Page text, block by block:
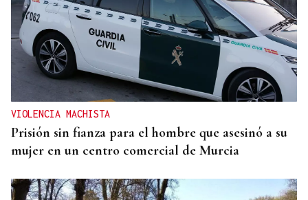
VIOLENCIA MACHISTA
Prisión sin fianza para el hombre que asesinó a su
mujer en un centro comercial de Murcia